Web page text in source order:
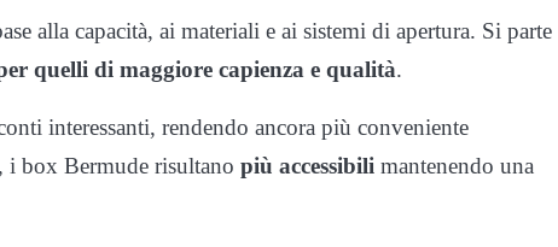
alla capacità, ai materiali e ai sistemi di apertura. Si parte
quelli di maggiore capienza e qualità.
interessanti, rendendo ancora più conveniente
i box Bermude risultano più accessibili mantenendo una